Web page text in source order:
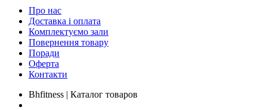
Про нас
Доставка і оплата
Комплектуємо зали
Повернення товару
Поради
Оферта
Контакти
Bhfitness | Каталог товаров